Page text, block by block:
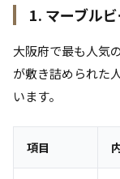
1. マーブル
大阪府で最も人気
が敷き詰められた
います。
項目